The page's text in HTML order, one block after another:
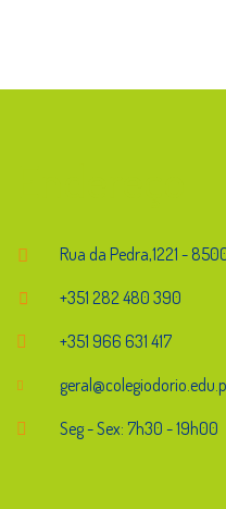
Rua da Pedra,1221 -
+351 282 480 390
+351 966 631 417
Seg - Sex: 7h30 - 19h00